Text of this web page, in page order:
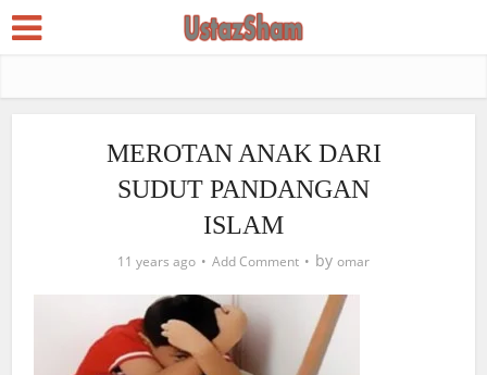
MEROTAN ANAK DARI
SUDUT PANDANGAN
ISLAM
11 years ago Add Comment by omar